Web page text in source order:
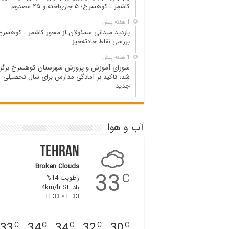
کاشمر ـ کوهسرخ؛ ۵ جان‌باخته و ۲۵ مصدوم
1 هفته پیش
بازدید میدانی مسئولان از محور کاشمر ـ
بررسی نقاط حادثه‌خیز
1 هفته پیش
شورای آموزش و پرورش شهرستان کوهسرخ
شد؛ تأکید بر آمادگی مدارس برای سال تحصیلی
جدید
آب و هوا
33C
Tehran
Broken Clouds
رطوبت 14%
باد 4km/h SE
H 33 • L 33
C
C
C
C
C